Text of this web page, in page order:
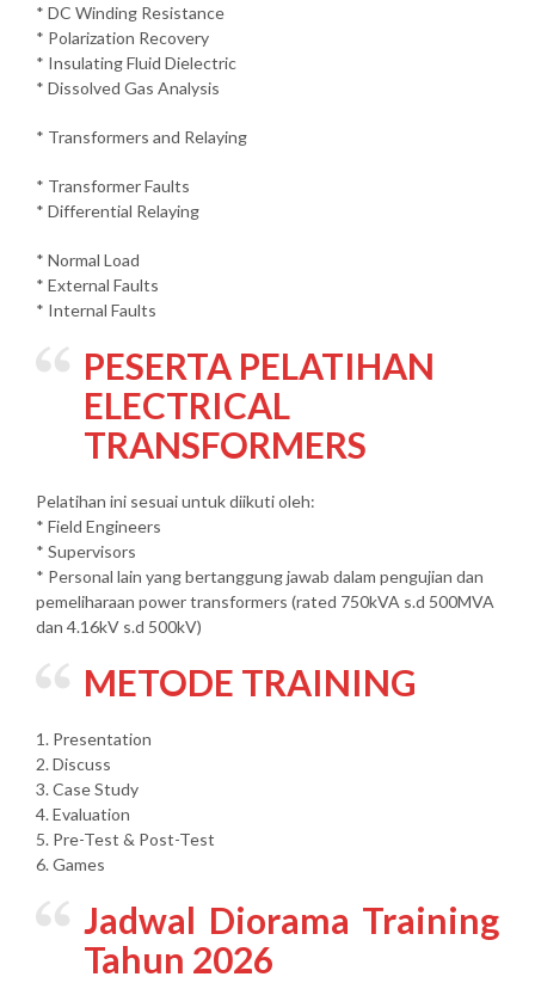
* DC Winding Resistance
* Polarization Recovery
* Insulating Fluid Dielectric
* Dissolved Gas Analysis
* Transformers and Relaying
* Transformer Faults
* Differential Relaying
* Normal Load
* External Faults
* Internal Faults
PESERTA PELATIHAN
ELECTRICAL
TRANSFORMERS
Pelatihan ini sesuai untuk diikuti oleh:
* Field Engineers
* Supervisors
* Personal lain yang bertanggung jawab dalam pengujian dan
pemeliharaan power transformers (rated 750kVA s.d 500MVA
dan 4.16kV s.d 500kV)
METODE TRAINING
1. Presentation
2. Discuss
3. Case Study
4. Evaluation
5. Pre-Test & Post-Test
6. Games
Jadwal Diorama Training
Tahun 2026